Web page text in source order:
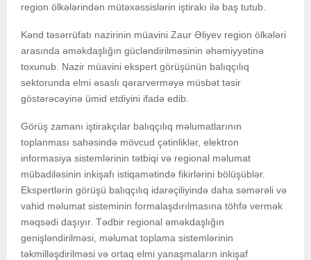
region ölkələrindən mütəxəssislərin iştirakı ilə baş tutub.
Kənd təsərrüfatı nazirinin müavini Zaur Əliyev region ölkələri
arasında əməkdaşlığın gücləndirilməsinin əhəmiyyətinə
toxunub. Nazir müavini ekspert görüşünün balıqçılıq
sektorunda elmi əsaslı qərarverməyə müsbət təsir
göstərəcəyinə ümid etdiyini ifadə edib.
Görüş zamanı iştirakçılar balıqçılıq məlumatlarının
toplanması sahəsində mövcud çətinliklər, elektron
informasiya sistemlərinin tətbiqi və regional məlumat
mübadiləsinin inkişafı istiqamətində fikirlərini bölüşüblər.
Ekspertlərin görüşü balıqçılıq idarəçiliyində daha səmərəli və
vahid məlumat sisteminin formalaşdırılmasına töhfə vermək
məqsədi daşıyır. Tədbir regional əməkdaşlığın
genişləndirilməsi, məlumat toplama sistemlərinin
təkmilləşdirilməsi və ortaq elmi yanaşmaların inkişaf